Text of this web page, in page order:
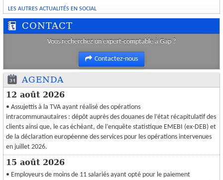
LES AUTRES ACTUALITÉS EN SOCIAL
CONTACT
Vous recherchez un expert-comptable à Gap ?
Contactez-nous
AGENDA
12 août 2026
• Assujettis à la TVA ayant réalisé des opérations
intracommunautaires : dépôt auprès des douanes de l’état récapitulatif des
clients ainsi que, le cas échéant, de l’enquête statistique EMEBI (ex-DEB) et
de la déclaration européenne des services pour les opérations intervenues
en juillet 2026.
15 août 2026
• Employeurs de moins de 11 salariés ayant opté pour le paiement